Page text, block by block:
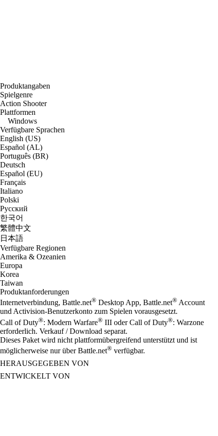
Produktangaben
Spielgenre
Action Shooter
Plattformen
Windows
Verfügbare Sprachen
English (US)
Español (AL)
Português (BR)
Deutsch
Español (EU)
Français
Italiano
Polski
Русский
한국어
繁體中文
日本語
Verfügbare Regionen
Amerika & Ozeanien
Europa
Korea
Taiwan
Produktanforderungen
Internetverbindung, Battle.net® Desktop App, Battle.net® Account
und Activision-Benutzerkonto zum Spielen vorausgesetzt.
Call of Duty®: Modern Warfare® III oder Call of Duty®: Warzone
erforderlich. Verkauf / Download separat.
Dieses Paket wird nicht plattformübergreifend unterstützt und ist
möglicherweise nur über Battle.net® verfügbar.
HERAUSGEGEBEN VON
ENTWICKELT VON